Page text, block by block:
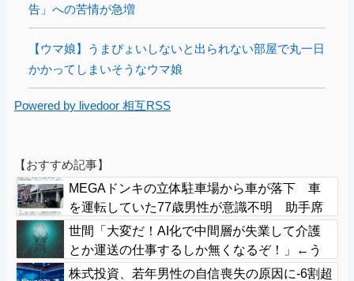
告」への苦情が急増
【ウマ娘】うまぴょいしないと出られない部屋で丸一日
かかってしまいそうなウマ娘
Powered by livedoor 相互RSS
【おすすめ記事】
MEGAドンキの立体駐車場から車が落下 車
を運転していた77歳男性が意識不明 助手席
の妻は腰を骨折
世間「大変だ！AI化で中間層が失業して介護
とか運送の仕事するしか無くなるぞ！」←う
ん…うん？
株式投資、若年男性の自信喪失の原因に-6割超